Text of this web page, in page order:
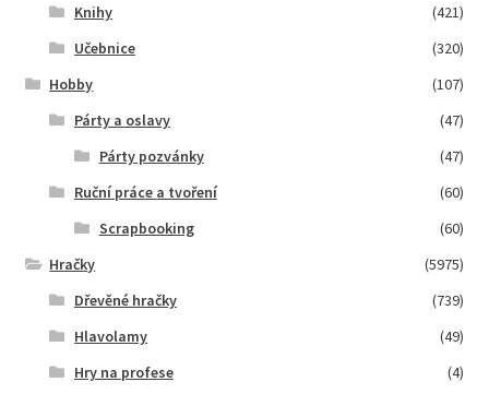
Knihy
(421)
Učebnice
(320)
Hobby
(107)
Párty a oslavy
(47)
Párty pozvánky
(47)
Ruční práce a tvoření
(60)
Scrapbooking
(60)
Hračky
(5975)
Dřevěné hračky
(739)
Hlavolamy
(49)
Hry na profese
(4)